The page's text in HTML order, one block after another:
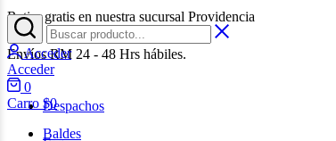
Retira gratis en nuestra sucursal Providencia
Envíos RM 24 - 48 Hrs hábiles.
Despachos
Acceder
Acceder
0
Carro $0
Baldes